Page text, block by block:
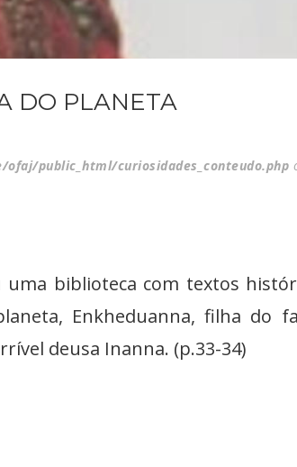
DO PLANETA
ofaj/public_html/curiosidades_conteudo.php
uma biblioteca com textos
Enkheduanna, filha do
deusa Inanna. (p.33-34)